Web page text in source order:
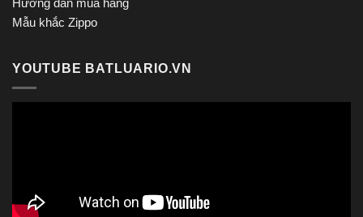
Mẫu khắc Zippo
YOUTUBE BATLUARIO.VN